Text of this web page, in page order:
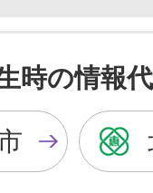
色
を
黒
色
に
色
を
青
色
に
時の情報